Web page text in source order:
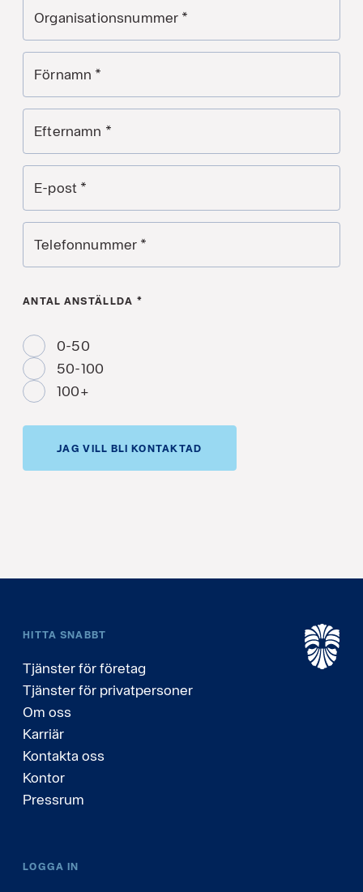
Organisationsnummer *
Förnamn *
Efternamn *
E-post *
Telefonnummer *
ANTAL ANSTÄLLDA *
0-50
50-100
100+
JAG VILL BLI KONTAKTAD
HITTA SNABBT
Tjänster för företag
Tjänster för privatpersoner
Om oss
Karriär
Kontakta oss
Kontor
Pressrum
LOGGA IN